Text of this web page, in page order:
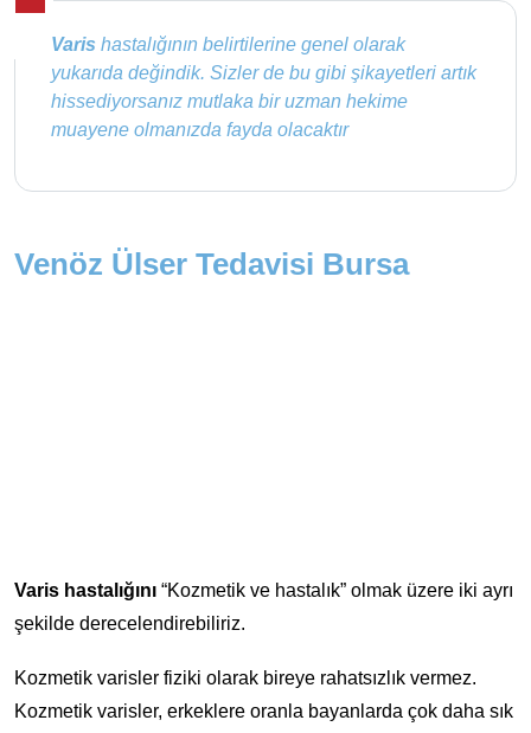
Varis hastalığının belirtilerine genel olarak
yukarıda değindik. Sizler de bu gibi şikayetleri artık
hissediyorsanız mutlaka bir uzman hekime
muayene olmanızda fayda olacaktır
Venöz Ülser Tedavisi Bursa
Varis hastalığını “Kozmetik ve hastalık” olmak üzere iki ayrı
şekilde derecelendirebiliriz.
Kozmetik varisler fiziki olarak bireye rahatsızlık vermez.
Kozmetik varisler, erkeklere oranla bayanlarda çok daha sık